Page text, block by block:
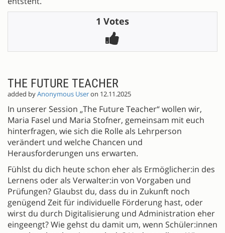
1 Votes
THE FUTURE TEACHER
added byAnonymous Useron 12.11.2025
In unserer Session „The Future Teacher“ wollen wir,
Maria Fasel und Maria Stofner, gemeinsam mit euch
hinterfragen, wie sich die Rolle als Lehrperson
verändert und welche Chancen und
Herausforderungen uns erwarten.
Fühlst du dich heute schon eher als Ermöglicher:in des
Lernens oder als Verwalter:in von Vorgaben und
Prüfungen? Glaubst du, dass du in Zukunft noch
genügend Zeit für individuelle Förderung hast, oder
wirst du durch Digitalisierung und Administration eher
eingeengt? Wie gehst du damit um, wenn Schüler:innen